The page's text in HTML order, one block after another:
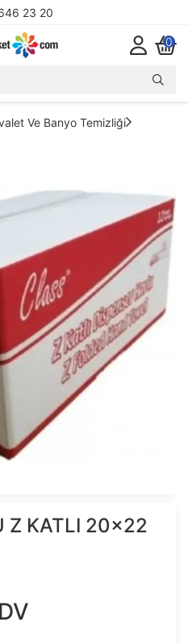
23 20
0
Ve Banyo Temizliği
Z KATLI 20x22